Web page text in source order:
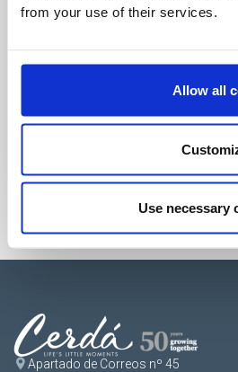
from your use of their services.
Allow all
Use necessary
Apartado de Correos nº 45